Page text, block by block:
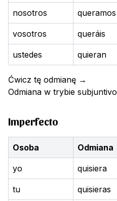
nosotros queramos
vosotros queráis
ustedes quieran
Ćwicz tę odmianę →
Odmiana w trybie subjuntivo
Imperfecto
Osoba Odmiana
yo quisiera
tu quisieras